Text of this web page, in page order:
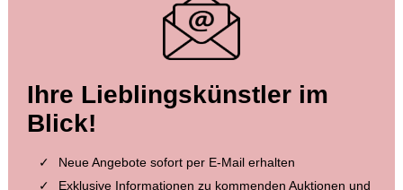
MATTHÄUS (D.Ä.) MERIAN
Topographia Germaniae. 13 Bde., 1655
Ergebnis:€ 60.000
Ihre Lieblingskünstler im
Blick!
Neue Angebote sofort per E-Mail erhalten
Exklusive Informationen zu kommenden Auktionen und